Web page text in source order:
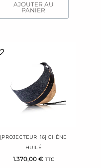
AJOUTER AU
PANIER
[PROJECTEUR_16] CHÊNE
HUILÉ
1.370,00 € TTC